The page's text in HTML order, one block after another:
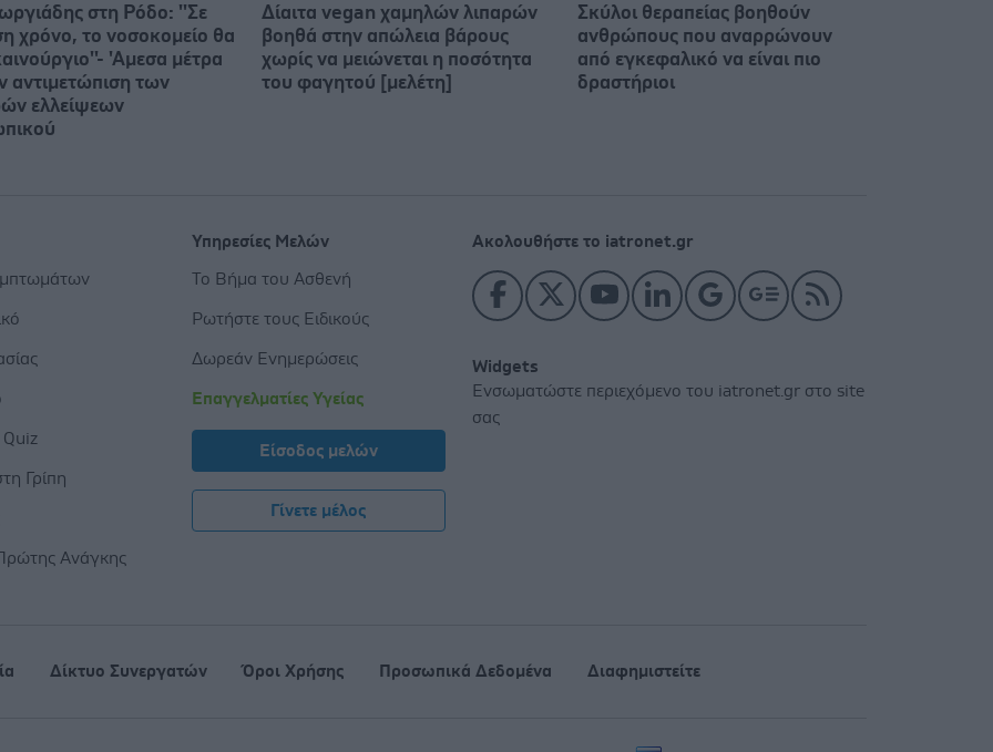
στη Ρόδο: ''Σε
χρόνο, το νοσοκομείο θα
'Αμεσα μέτρα
αντιμετώπιση των
ελλείψεων
Δίαιτα vegan χαμηλών λιπαρών
βοηθά στην απώλεια βάρους
χωρίς να μειώνεται η ποσότητα
του φαγητού [μελέτη]
Σκύλοι θεραπείας βοηθούν
ανθρώπους που αναρρώνουν
από εγκεφαλικό να είναι πιο
δραστήριοι
Ακολουθήστε το iatronet.gr
Widgets
Ενσωματώστε περιεχόμενο του iatronet.gr στο site
σας
Quiz
Γρίπη
Ανάγκης
Υπηρεσίες Μελών
Το Βήμα του Ασθενή
Ρωτήστε τους Ειδικούς
Δωρεάν Ενημερώσεις
Επαγγελματίες Υγείας
Είσοδος μελών
Γίνετε μέλος
Δίκτυο Συνεργατών Όροι Χρήσης Προσωπικά Δεδομένα Διαφημιστείτε